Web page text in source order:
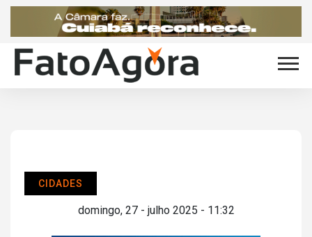
CIDADES
domingo, 27 - julho 2025 - 11:32